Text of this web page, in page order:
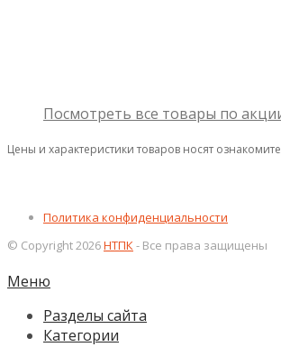
Посмотреть все товары по
Цены и характеристики товаров носят
Политика конфиденциальности
© Copyright 2026НТПК- Все права защищены
Меню
Разделы сайта
Категории